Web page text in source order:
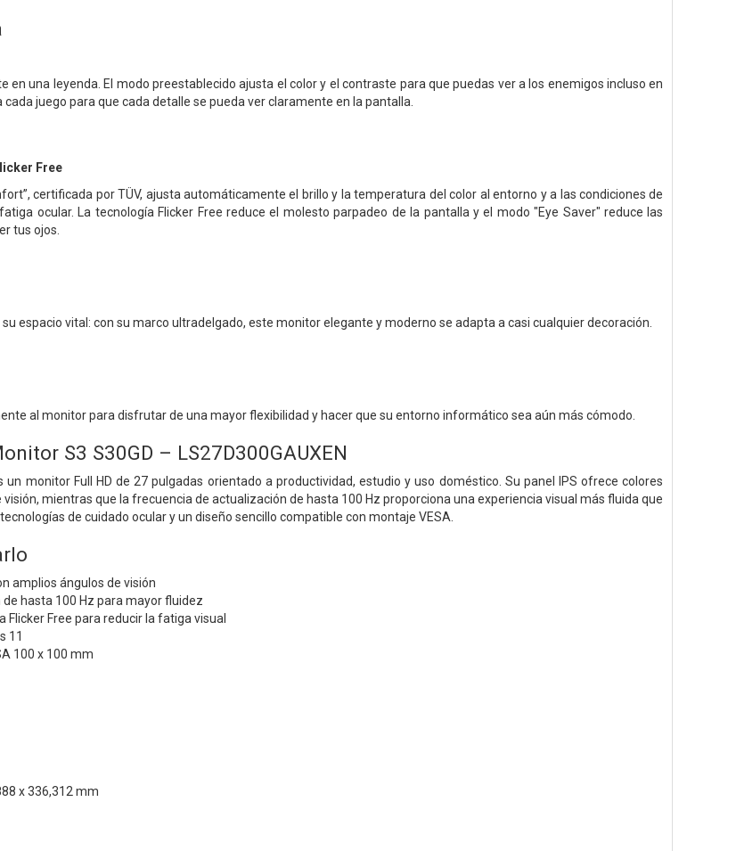
en una leyenda. El modo preestablecido ajusta el color y el contraste para que puedas ver a los enemigos incluso en
cada juego para que cada detalle se pueda ver claramente en la pantalla.
Free
certificada por TÜV, ajusta automáticamente el brillo y la temperatura del color al entorno y a las condiciones de
ocular. La tecnología Flicker Free reduce el molesto parpadeo de la pantalla y el modo "Eye Saver" reduce las
tus ojos.
espacio vital: con su marco ultradelgado, este monitor elegante y moderno se adapta a casi cualquier decoración.
al monitor para disfrutar de una mayor flexibilidad y hacer que su entorno informático sea aún más cómodo.
S3 S30GD – LS27D300GAUXEN
un monitor Full HD de 27 pulgadas orientado a productividad, estudio y uso doméstico. Su panel IPS ofrece colores
mientras que la frecuencia de actualización de hasta 100 Hz proporciona una experiencia visual más fluida que
de cuidado ocular y un diseño sencillo compatible con montaje VESA.
amplios ángulos de visión
hasta 100 Hz para mayor fluidez
Flicker Free para reducir la fatiga visual
11
100 x 100 mm
x 336,312 mm